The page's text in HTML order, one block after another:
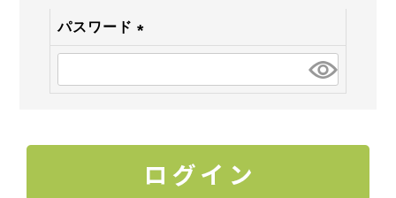
パスワード
(必